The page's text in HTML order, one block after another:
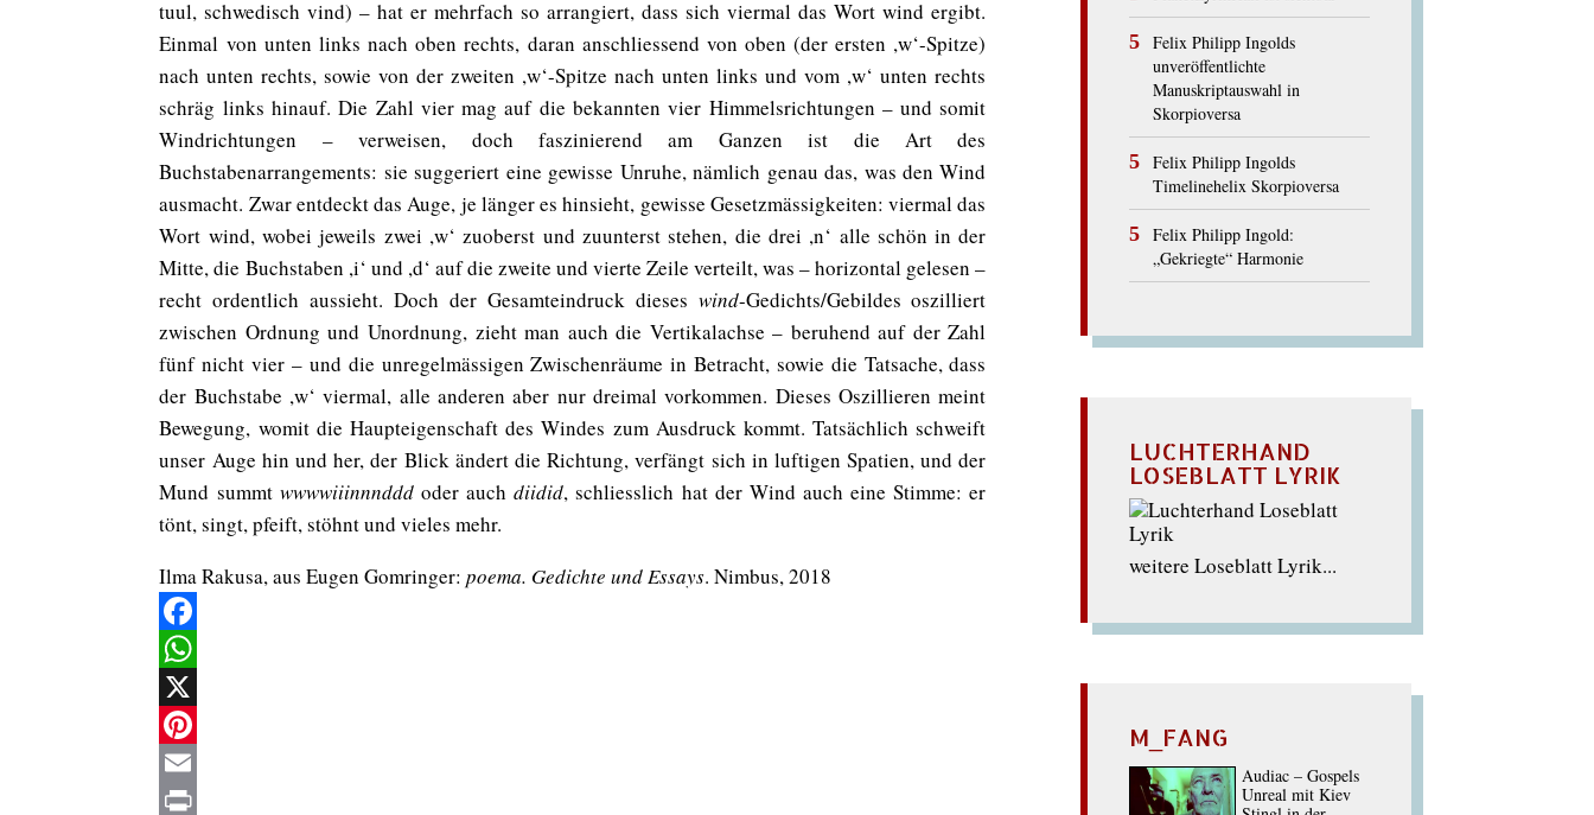
tuul, schwedisch vind) – hat er mehrfach so arrangiert, dass sich viermal das Wort wind ergibt.
Einmal von unten links nach oben rechts, daran anschliessend von oben (der ersten ,w‘-Spitze)
nach unten rechts, sowie von der zweiten ,w‘-Spitze nach unten links und vom ,w‘ unten rechts
schräg links hinauf. Die Zahl vier mag auf die bekannten vier Himmelsrichtungen – und somit
Windrichtungen – verweisen, doch faszinierend am Ganzen ist die Art des
Buchstabenarrangements: sie suggeriert eine gewisse Unruhe, nämlich genau das, was den Wind
ausmacht. Zwar entdeckt das Auge, je länger es hinsieht, gewisse Gesetzmässigkeiten: viermal das
Wort wind, wobei jeweils zwei ,w‘ zuoberst und zuunterst stehen, die drei ,n‘ alle schön in der
Mitte, die Buchstaben ,i‘ und ,d‘ auf die zweite und vierte Zeile verteilt, was – horizontal gelesen –
recht ordentlich aussieht. Doch der Gesamteindruck dieses wind-Gedichts/Gebildes oszilliert
zwischen Ordnung und Unordnung, zieht man auch die Vertikalachse – beruhend auf der Zahl
fünf nicht vier – und die unregelmässigen Zwischenräume in Betracht, sowie die Tatsache, dass
der Buchstabe ,w‘ viermal, alle anderen aber nur dreimal vorkommen. Dieses Oszillieren meint
Bewegung, womit die Haupteigenschaft des Windes zum Ausdruck kommt. Tatsächlich schweift
unser Auge hin und her, der Blick ändert die Richtung, verfängt sich in luftigen Spatien, und der
Mund summt wwwwiiinnndddoder auchdiidid, schliesslich hat der Wind auch eine Stimme: er
tönt, singt, pfeift, stöhnt und vieles mehr.
Ilma Rakusa,aus Eugen Gomringer:poema. Gedichte und Essays. Nimbus, 2018
Facebook
WhatsApp
X
Pinterest
Email
Felix Philipp Ingolds
unveröffentlichte
Manuskriptauswahl in
Skorpioversa
Felix Philipp Ingolds
Timelinehelix Skorpioversa
Felix Philipp Ingold:
„Gekriegte“ Harmonie
LUCHTERHAND
LOSEBLATT LYRIK
weitere Loseblatt Lyrik...
M_FANG
Audiac – Gospels
Unreal mit Kiev